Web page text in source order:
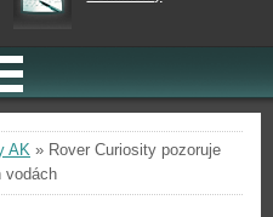
AK » Rover Curiosity pozoruje
vodách